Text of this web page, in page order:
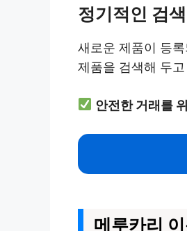
정기적인 검
새로운 제품이 등
제품을 검색해 두
안전한 거래를
메루카리